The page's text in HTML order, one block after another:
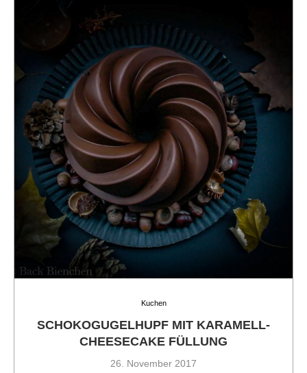
Kuchen
SCHOKOGUGELHUPF MIT KARAMELL-
CHEESECAKE FÜLLUNG
26. November 2017